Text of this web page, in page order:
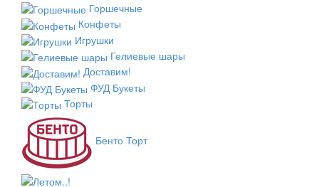
Горшечные
Конфеты
Игрушки
Гелиевые шары
Доставим!
ФУД Букеты
Торты
Бенто Торт